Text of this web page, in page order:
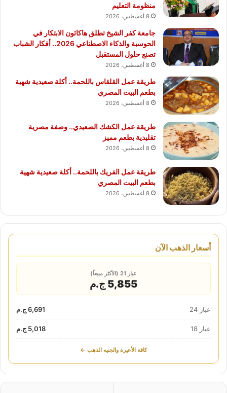
منظومة التعليم
8 أغسطس، 2026
جامعة كفر الشيخ تطلق هاكاثون الابتكار في
الحوسبة والذكاء الاصطناعي 2026.. أفكار الشباب
تصنع حلول المستقبل
8 أغسطس، 2026
طريقة عمل القلقاس باللحمة.. أكلة صعيدية شهية
بطعم البيت المصري
8 أغسطس، 2026
طريقة عمل الكشك الصعيدي.. وصفة مصرية
تقليدية بطعم مميز
8 أغسطس، 2026
طريقة عمل الفريك باللحمة.. أكلة صعيدية شهية
بطعم البيت المصري
8 أغسطس، 2026
أسعار الذهب الآن
عيار 21 (الأكثر مبيعاً)
5,855 ج.م
عيار 24 6,691 ج.م
عيار 18 5,018 ج.م
كافة الأعيرة والجنيه الذهب ←